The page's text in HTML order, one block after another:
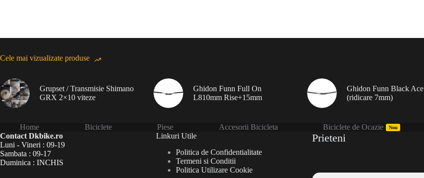
Cele mai vizualizate produse
Grupset / Transmisie Shimano
GRX 2×10 viteze
Ghidon Funn Full On
L810mm Rise+15mm
Ghidon Funn Black Ace
(ridicare 7mm)
Home Biciclete Piese Accesorii Bicicleta Biciclete de Ocazie Nou
Contact Dkbike.ro
Luni - Vineri : 09-19
Sambata : 09-17
Duminica : INCHIS
Linkuri Utile
Politica de Confidentialitate
Termeni si Conditii
Politica Utilizare Cookie
Prieteni